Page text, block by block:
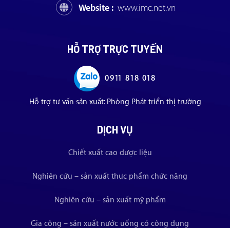
Website : www.imc.net.vn
HỖ TRỢ TRỰC TUYẾN
0911 818 018
Hỗ trợ tư vấn sản xuất: Phòng Phát triển thị trường
DỊCH VỤ
Chiết xuất cao dược liệu
Nghiên cứu – sản xuất thực phẩm chức năng
Nghiên cứu – sản xuất mỹ phẩm
Gia công – sản xuất nước uống có công dụng